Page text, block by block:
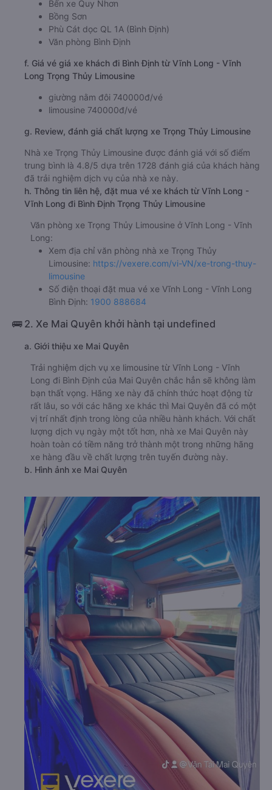
Bến xe Quy Nhơn
Bồng Sơn
Phù Cát dọc QL 1A (Bình Định)
Văn phòng Bình Định
f. Giá vé giá xe khách đi Bình Định từ Vĩnh Long - Vĩnh
Long Trọng Thủy Limousine
giường nằm đôi 740000đ/vé
limousine 740000đ/vé
g. Review, đánh giá chất lượng xe Trọng Thủy Limousine
Nhà xe Trọng Thủy Limousine được đánh giá với số điểm
trung bình là 4.8/5 dựa trên 1728 đánh giá của khách hàng
đã trải nghiệm dịch vụ của nhà xe này.
h. Thông tin liên hệ, đặt mua vé xe khách từ Vĩnh Long -
Vĩnh Long đi Bình Định Trọng Thủy Limousine
Văn phòng xe Trọng Thủy Limousine ở Vĩnh Long - Vĩnh
Long:
Xem địa chỉ văn phòng nhà xe Trọng Thủy
Limousine: https://vexere.com/vi-VN/xe-trong-thuy-
limousine
Số điện thoại đặt mua vé xe Vĩnh Long - Vĩnh Long
Bình Định: 1900 888684
🚌 2. Xe Mai Quyên khởi hành tại undefined
a. Giới thiệu xe Mai Quyên
Trải nghiệm dịch vụ xe limousine từ Vĩnh Long - Vĩnh
Long đi Bình Định của Mai Quyên chắc hẳn sẽ không làm
bạn thất vọng. Hãng xe này đã chính thức hoạt động từ
rất lâu, so với các hãng xe khác thì Mai Quyên đã có một
vị trí nhất định trong lòng của nhiều hành khách. Với chất
lượng dịch vụ ngày một tốt hơn, nhà xe Mai Quyên này
hoàn toàn có tiềm năng trở thành một trong những hãng
xe hàng đầu về chất lượng trên tuyến đường này.
b. Hình ảnh xe Mai Quyên